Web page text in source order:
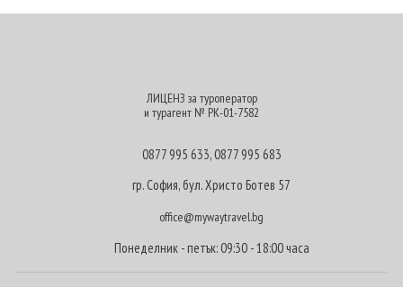
ЛИЦЕНЗ за туроператор
и турагент № РК-01-7582
0877 995 633,0877 995 683
гр. София, бул. Христо Ботев 57
office@mywaytravel.bg
Понеделник - петък: 09:30 - 18:00 часа